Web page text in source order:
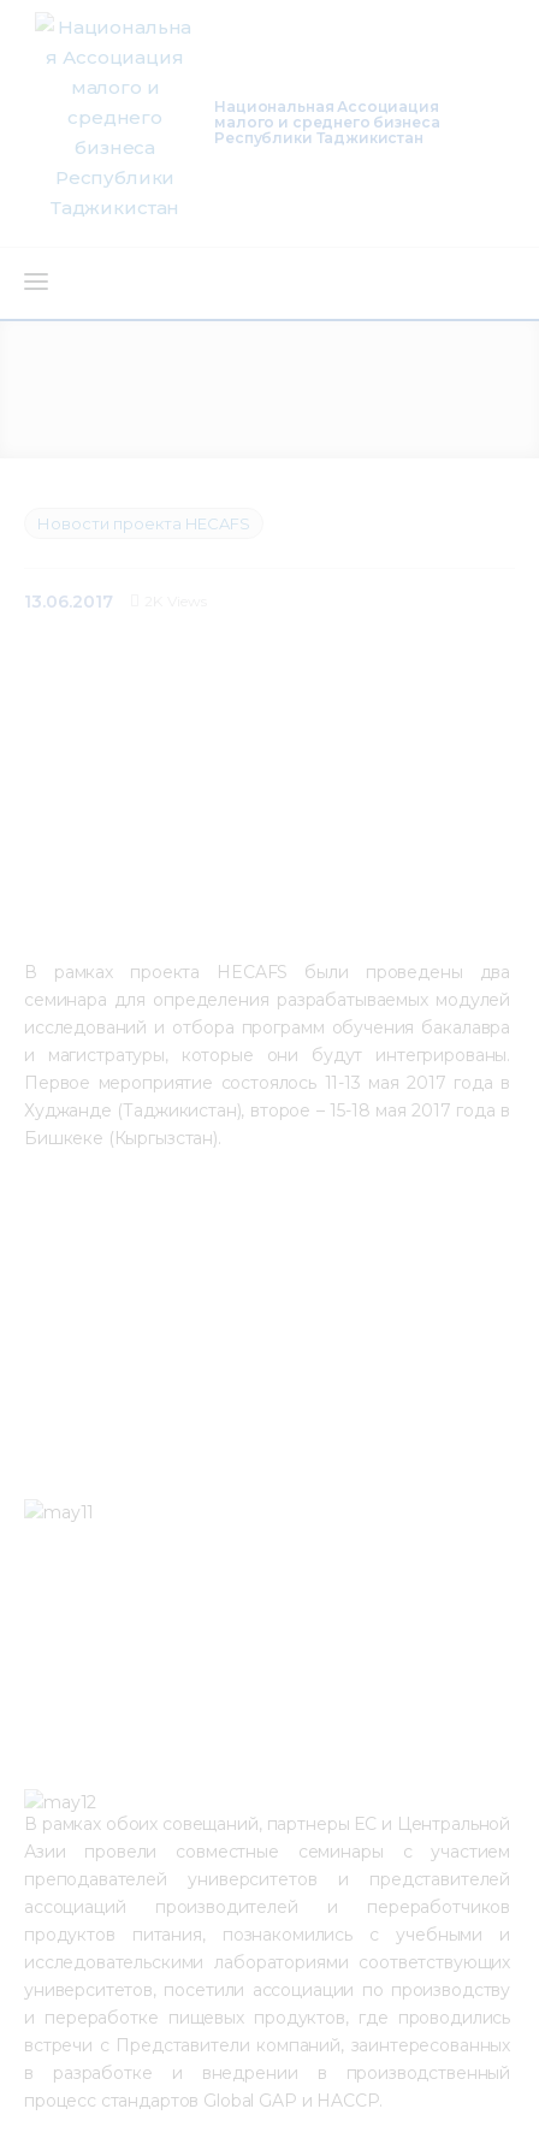
Национальная Ассоциация
малого и среднего бизнеса
Республики Таджикистан
О нас
Новости проекта HECAFS
13.06.2017
В рамках проекта HECAFS были проведены два
семинара для определения разрабатываемых модулей
исследований и отбора программ обучения бакалавра
и магистратуры, которые они будут интегрированы.
Первое мероприятие состоялось 11-13 мая 2017 года в
Худжанде (Таджикистан), второе – 15-18 мая 2017 года в
Бишкеке (Кыргызстан).
В рамках обоих совещаний, партнеры ЕС и Центральной
Азии провели совместные семинары с участием
преподавателей университетов и представителей
ассоциаций производителей и переработчиков
продуктов питания, познакомились с учебными и
исследовательскими лабораториями соответствующих
университетов, посетили ассоциации по производству
и переработке пищевых продуктов, где проводились
встречи с Представители компаний, заинтересованных
в разработке и внедрении в производственный
процесс стандартов Global GAP и HACCP.